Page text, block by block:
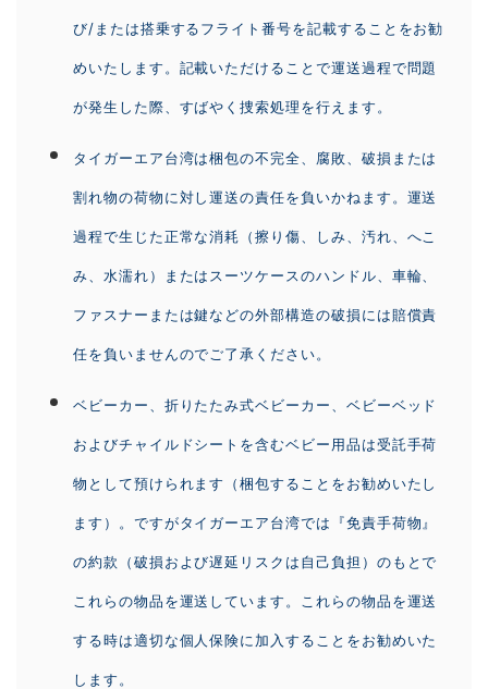
び/または搭乗するフライト番号を記載することをお勧
めいたします。記載いただけることで運送過程で問題
が発生した際、すばやく捜索処理を行えます。
タイガーエア台湾は梱包の不完全、腐敗、破損または
割れ物の荷物に対し運送の責任を負いかねます。運送
過程で生じた正常な消耗（擦り傷、しみ、汚れ、へこ
み、水濡れ）またはスーツケースのハンドル、車輪、
ファスナーまたは鍵などの外部構造の破損には賠償責
任を負いませんのでご了承ください。
ベビーカー、折りたたみ式ベビーカー、ベビーベッド
およびチャイルドシートを含むベビー用品は受託手荷
物として預けられます（梱包することをお勧めいたし
ます）。ですがタイガーエア台湾では『免責手荷物』
の約款（破損および遅延リスクは自己負担）のもとで
これらの物品を運送しています。これらの物品を運送
する時は適切な個人保険に加入することをお勧めいた
します。